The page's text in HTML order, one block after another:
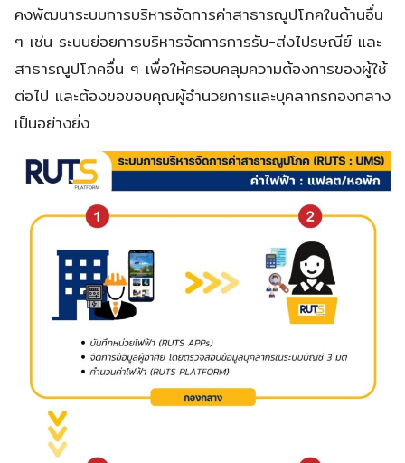
คงพัฒนาระบบการบริหารจัดการค่าสาธารณูปโภคในด้านอื่น
ๆ เช่น ระบบย่อยการบริหารจัดการการรับ-ส่งไปรษณีย์ และ
สาธารณูปโภคอื่น ๆ เพื่อให้ครอบคลุมความต้องการของผู้ใช้
ต่อไป และต้องขอขอบคุณผู้อำนวยการและบุคลากรกองกลาง
เป็นอย่างยิ่ง